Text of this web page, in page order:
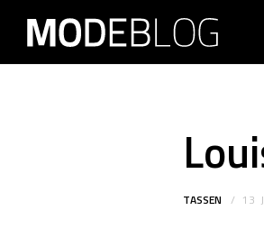
TASSEN 13